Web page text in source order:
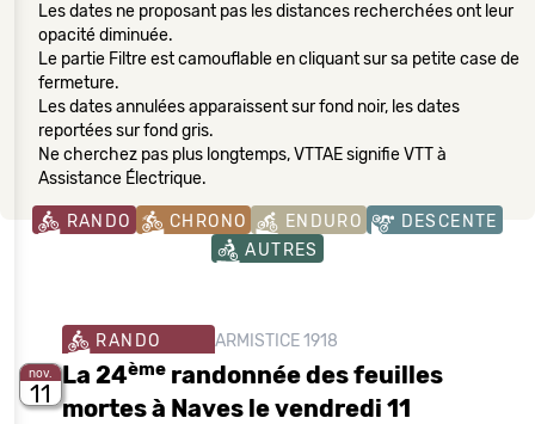
Les dates ne proposant pas les distances recherchées ont leur
opacité diminuée.
Le partie Filtre est camouflable en cliquant sur sa petite case de
fermeture.
Les dates annulées apparaissent sur fond noir, les dates
reportées sur fond gris.
Ne cherchez pas plus longtemps, VTTAE signifie VTT à
Assistance Électrique.
RANDO CHRONO ENDURO
DESCENTE
AUTRES
nov.
11
RANDO ARMISTICE 1918
La 24ème randonnée des feuilles
mortes à Naves le vendredi 11